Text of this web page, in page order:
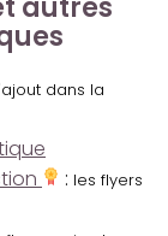
autres
dans la
: les flyers